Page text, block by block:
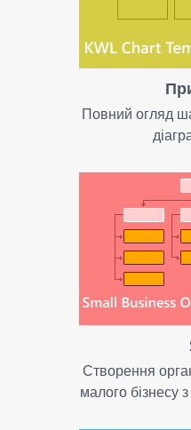
Повний огляд
Створення
малого бізнесу